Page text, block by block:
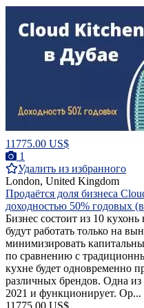
11775.00 US$
1
Удалить из избранного
London, United Kingdom
Продаётся доля бизнеса
доходностью 50% годовых
Бизнес состоит из 10
будут работать только на
минимизировать
по сравнению с
кухне будет одновременно
различных брендов. Одна из
2021 и функционирует. Ор...
11775.00 US$